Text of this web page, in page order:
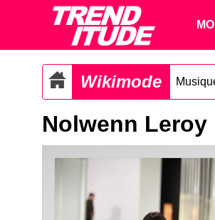
Wikimode
Nolwenn Leroy